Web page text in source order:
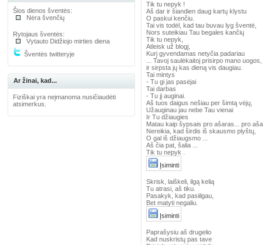
Šios dienos šventės:
Nėra švenčių
Rytojaus šventės:
Vytauto Didžiojo mirties diena
Šventės twitteryje
Ar žinai, kad...
Fiziškai yra neįmanoma nusičiaudėti
atsimerkus.
Tik tu nepyk !
Aš dar ir šiandien daug kartų klystu
O paskui kenčiu.
Tai vis todėl, kad tau buvau lyg šventė,
Nors suteikiau Tau begales kančių
Tik tu nepyk,
Atleisk už blogį,
Kurį gyvendamas netyčia padariau
... Tavoj saulėkaitoj prisirpo mano uogos,
ir sirpsta jų kas dieną vis daugiau.
Tai mintys
- Tu gi jas pasėjai
Tai darbas
- Tu jį auginai.
Aš tuos daigus nešiau per šimtą vėjų,
Užauginau jau nebe Tau vienai
Ir Tu džiaugies
Matau kaip šypsais pro ašaras... pro
Nereikia, kad širdis iš skausmo plyštų,
O gal iš džiaugsmo ...
Aš čia pat, šalia ...
Tik tu nepyk .
Įsiminti
Skrisk, laiškeli, ilgą kelią
Tu atrasi, aš tiku.
Pasakyk, kad pasiilgau,
Bet matyti negaliu.
Įsiminti
Paprašysiu aš drugelio
Kad nuskristų pas tave